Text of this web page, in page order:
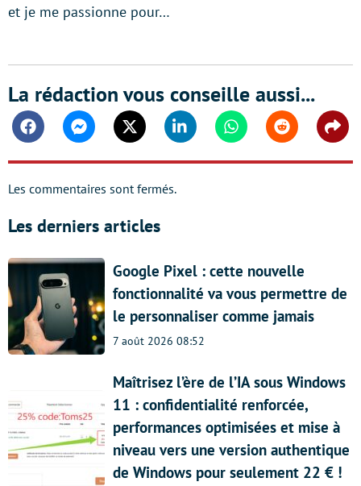
et je me passionne pour…
La rédaction vous conseille aussi...
FacebookMessengerTwitter Linkedin WhatsappReddit
Les commentaires sont fermés.
Les derniers articles
Google Pixel : cette nouvelle
fonctionnalité va vous permettre de
le personnaliser comme jamais
7 août 2026 08:52
Maîtrisez l’ère de l’IA sous Windows
11 : confidentialité renforcée,
performances optimisées et mise à
niveau vers une version authentique
de Windows pour seulement 22 € !